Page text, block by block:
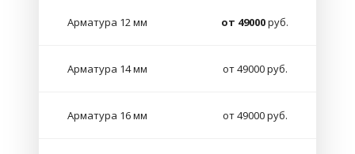
Арматура 12 мм от 49000руб.
Арматура 14 мм от 49000 руб.
Арматура 16 мм от 49000 руб.